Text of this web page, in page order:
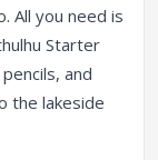
All you need is
Starter
and
the lakeside